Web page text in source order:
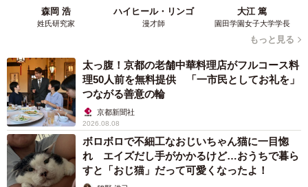
森岡 浩
姓氏研究家
ハイヒール・リンゴ
漫才師
大江 篤
園田学園女子大学学長
もっと見る
太っ腹！京都の老舗中華料理店がフルコース料
理50人前を無料提供 「一市民としてお礼を」
つながる善意の輪
京都新聞社
2026.08.08
ボロボロで不細工なおじいちゃん猫に一目惚
れ エイズだし手がかかるけど…おうちで暮ら
すと「おじ猫」だって可愛くなったよ！